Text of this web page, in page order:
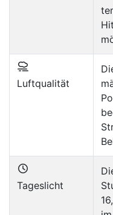
Luftqualität
Tageslicht